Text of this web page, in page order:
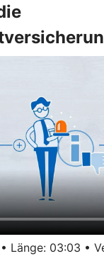
Länge: 03:03 •